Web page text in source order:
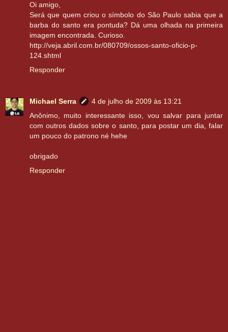
Oi amigo,
Será que quem criou o símbolo do São Paulo sabia que a
barba do santo era pontuda? Dá uma olhada na primeira
imagem encontrada. Curioso.
http://veja.abril.com.br/080709/ossos-santo-oficio-p-
124.shtml
Responder
Michael Serra
4 de julho de 2009 às 13:21
Anônimo, muito interessante isso, vou salvar para juntar
com outros dados sobre o santo, para postar um dia, falar
um pouco do patrono né hehe
obrigado
Responder